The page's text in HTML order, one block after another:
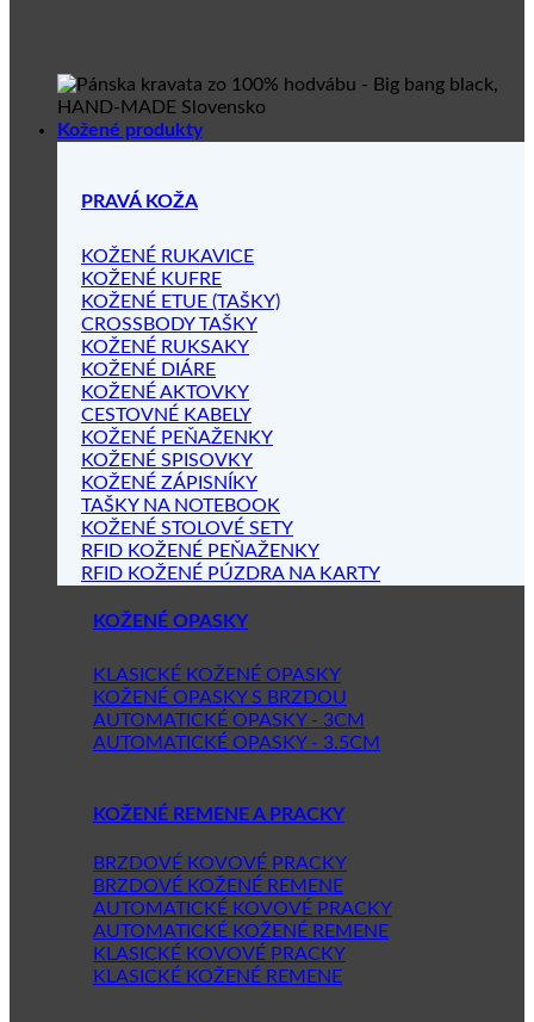
Kožené produkty
PRAVÁ KOŽA
KOŽENÉ RUKAVICE
KOŽENÉ KUFRE
KOŽENÉ ETUE (TAŠKY)
CROSSBODY TAŠKY
KOŽENÉ RUKSAKY
KOŽENÉ DIÁRE
KOŽENÉ AKTOVKY
CESTOVNÉ KABELY
KOŽENÉ PEŇAŽENKY
KOŽENÉ SPISOVKY
KOŽENÉ ZÁPISNÍKY
TAŠKY NA NOTEBOOK
KOŽENÉ STOLOVÉ SETY
RFID KOŽENÉ PEŇAŽENKY
RFID KOŽENÉ PÚZDRA NA KARTY
KOŽENÉ OPASKY
KLASICKÉ KOŽENÉ OPASKY
KOŽENÉ OPASKY S BRZDOU
AUTOMATICKÉ OPASKY - 3CM
AUTOMATICKÉ OPASKY - 3.5CM
KOŽENÉ REMENE A PRACKY
BRZDOVÉ KOVOVÉ PRACKY
BRZDOVÉ KOŽENÉ REMENE
AUTOMATICKÉ KOVOVÉ PRACKY
AUTOMATICKÉ KOŽENÉ REMENE
KLASICKÉ KOVOVÉ PRACKY
KLASICKÉ KOŽENÉ REMENE